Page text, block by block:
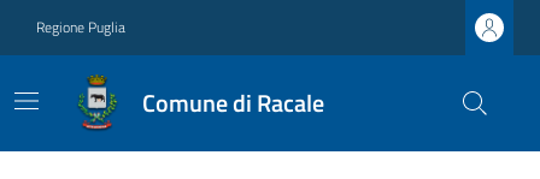
Regione Puglia
Comune di Racale